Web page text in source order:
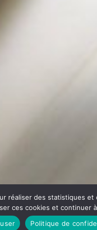
réaliser des statistiques et
ces cookies et continuer
Politique de